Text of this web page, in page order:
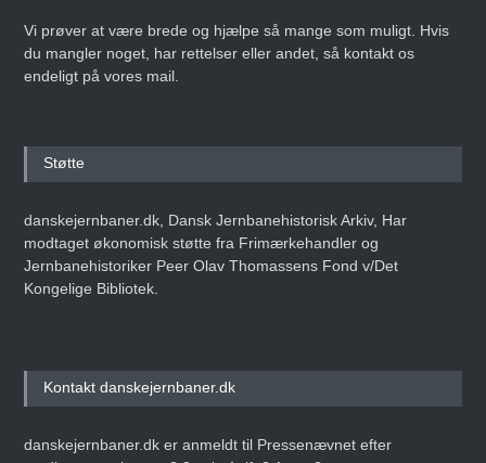
Vi prøver at være brede og hjælpe så mange som muligt. Hvis
du mangler noget, har rettelser eller andet, så kontakt os
endeligt på vores mail.
Støtte
danskejernbaner.dk, Dansk Jernbanehistorisk Arkiv, Har
modtaget økonomisk støtte fra Frimærkehandler og
Jernbanehistoriker Peer Olav Thomassens Fond v/Det
Kongelige Bibliotek.
Kontakt danskejernbaner.dk
danskejernbaner.dk er anmeldt til Pressenævnet efter